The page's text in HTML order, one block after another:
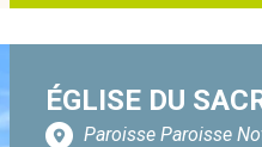
ÉGLISE DU
Paroisse Paroisse